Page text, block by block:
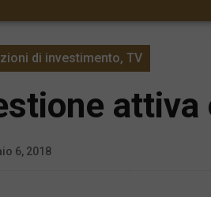
di investimento, TV
attiva
6, 2018